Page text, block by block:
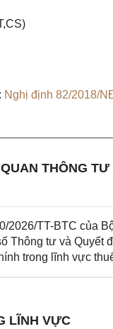
Nghị định 82/2018/
THÔNG TƯ
2026/TT-BTC của
Thông tư và Quyết
trong lĩnh vực
LĨNH VỰC